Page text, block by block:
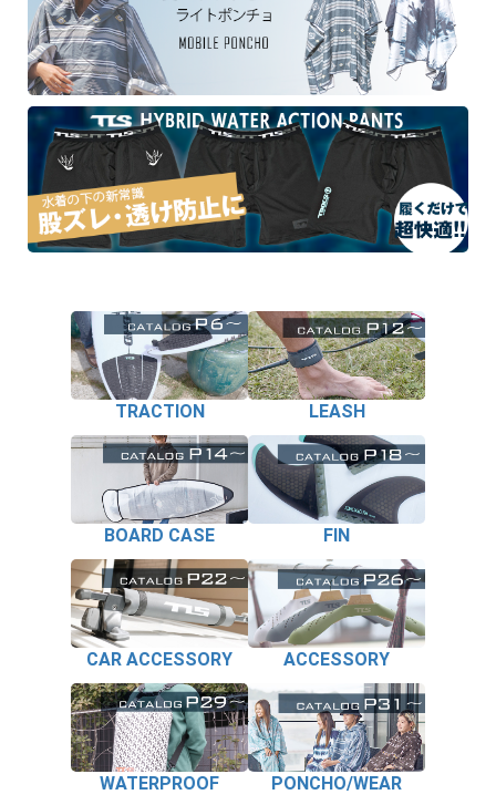
TRACTION LEASH
BOARD CASE FIN
CAR ACCESSORY ACCESSORY
WATERPROOF PONCHO/WEAR